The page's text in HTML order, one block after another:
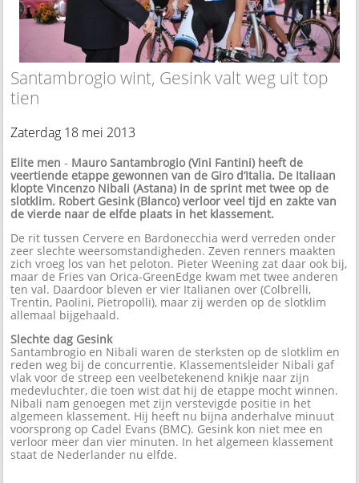
Santambrogio wint, Gesink valt weg uit top
tien
Zaterdag 18 mei 2013
Elite men - Mauro Santambrogio (Vini Fantini) heeft de
veertiende etappe gewonnen van de Giro d’Italia. De Italiaan
klopte Vincenzo Nibali (Astana) in de sprint met twee op de
slotklim. Robert Gesink (Blanco) verloor veel tijd en zakte van
de vierde naar de elfde plaats in het klassement.
De rit tussen Cervere en Bardonecchia werd verreden onder
zeer slechte weersomstandigheden. Zeven renners maakten
zich vroeg los van het peloton. Pieter Weening zat daar ook bij,
maar de Fries van Orica-GreenEdge kwam met twee anderen
ten val. Daardoor bleven er vier Italianen over (Colbrelli,
Trentin, Paolini, Pietropolli), maar zij werden op de slotklim
allemaal bijgehaald.
Slechte dag Gesink
Santambrogio en Nibali waren de sterksten op de slotklim en
reden weg bij de concurrentie. Klassementsleider Nibali gaf
vlak voor de streep een veelbetekenend knikje naar zijn
medevluchter, die toen wist dat hij de etappe mocht winnen.
Nibali nam genoegen met zijn verstevigde positie in het
algemeen klassement. Hij heeft nu bijna anderhalve minuut
voorsprong op Cadel Evans (BMC). Gesink kon niet mee en
verloor meer dan vier minuten. In het algemeen klassement
staat de Nederlander nu elfde.